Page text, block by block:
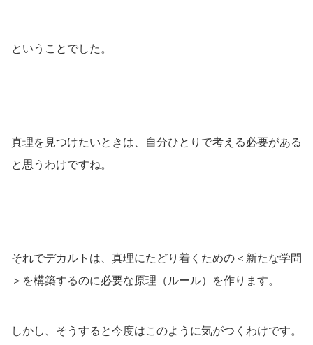
ということでした。
真理を見つけたいときは、自分ひとりで考える必要がある
と思うわけですね。
それでデカルトは、真理にたどり着くための＜新たな学問
＞を構築するのに必要な原理（ルール）を作ります。
しかし、そうすると今度はこのように気がつくわけです。